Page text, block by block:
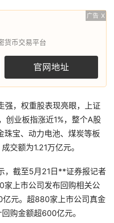
广告 X
货币交易平台
官网地址
，权重股表现亮眼，上证
创业板指涨近1%，整个A股
珠宝、动力电池、煤炭等板
交额为1.21万亿元。
截至5月21日**证券报记者
家上市公司发布回购相关公
亿元。超880家上市公司真金
购金额超600亿元。